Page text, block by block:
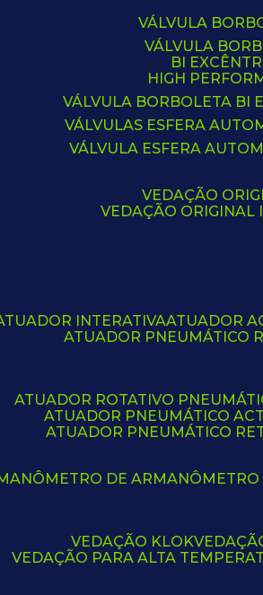
VÁLVULA
VÁLVULA
BI
HIGH
VÁLVULA BORBOLETA BI
VÁLVULAS ESFERA
VÁLVULA ESFERA
VEDAÇÃO
VEDAÇÃO
ATUADOR INTERATIVA ATUADOR
ATUADOR PNEUMÁTICO
ATUADOR ROTATIVO
ATUADOR PNEUMÁTICO
ATUADOR PNEUMÁTICO
MANÔMETRO DE AR
VEDAÇÃO KLOK
VEDAÇÃO PARA ALTA